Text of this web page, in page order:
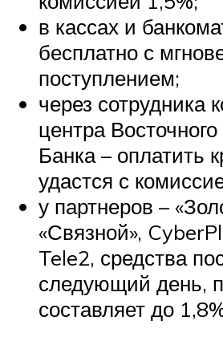
в кассах и
бесплатно с
поступлением;
через сотрудника
центра
Банка – оплатить
удастся с
у партнеров –
«Связной»,
Tele2, средства
следующий день,
составляет до